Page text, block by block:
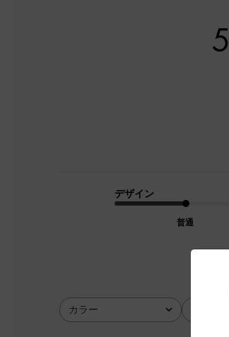
5
デザイン
普通
カラー
全て